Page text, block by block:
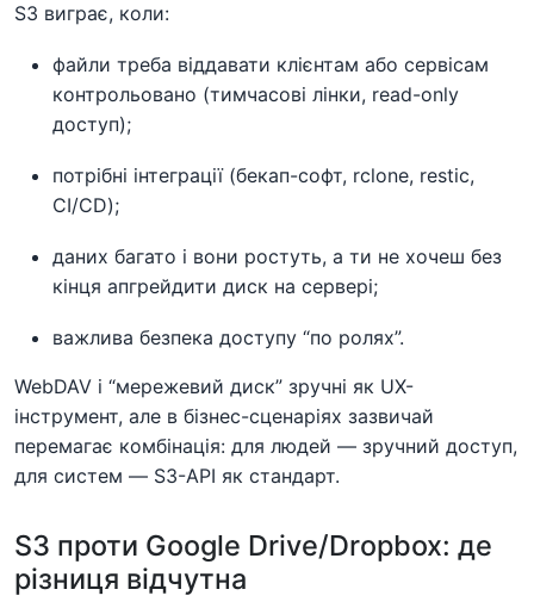
S3 виграє, коли:
файли треба віддавати клієнтам або сервісам
контрольовано (тимчасові лінки, read-only
доступ);
потрібні інтеграції (бекап-софт, rclone, restic,
CI/CD);
даних багато і вони ростуть, а ти не хочеш без
кінця апгрейдити диск на сервері;
важлива безпека доступу “по ролях”.
WebDAV і “мережевий диск” зручні як UX-
інструмент, але в бізнес-сценаріях зазвичай
перемагає комбінація: для людей — зручний доступ,
для систем — S3-API як стандарт.
S3 проти Google Drive/Dropbox: де
різниця відчутна